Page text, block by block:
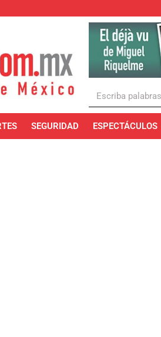
SEGURIDAD ESPECTÁCULOS